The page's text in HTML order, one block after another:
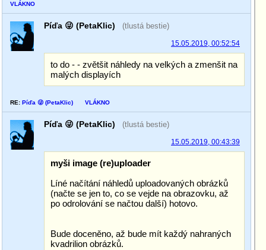
VLÁKNO
Píďa 😜 (PetaKlic) (tlustá bestie)
15.05.2019, 00:52:54
to do - - zvětšit náhledy na velkých a zmenšit na
malých displayích
RE: Píďa 😜 (PetaKlic) VLÁKNO
Píďa 😜 (PetaKlic) (tlustá bestie)
15.05.2019, 00:43:39
myši image (re)uploader
Líné načítání náhledů uploadovaných obrázků
(načte se jen to, co se vejde na obrazovku, až
po odrolování se načtou další) hotovo.
Bude doceněno, až bude mít každý nahraných
kvadrilion obrázků.